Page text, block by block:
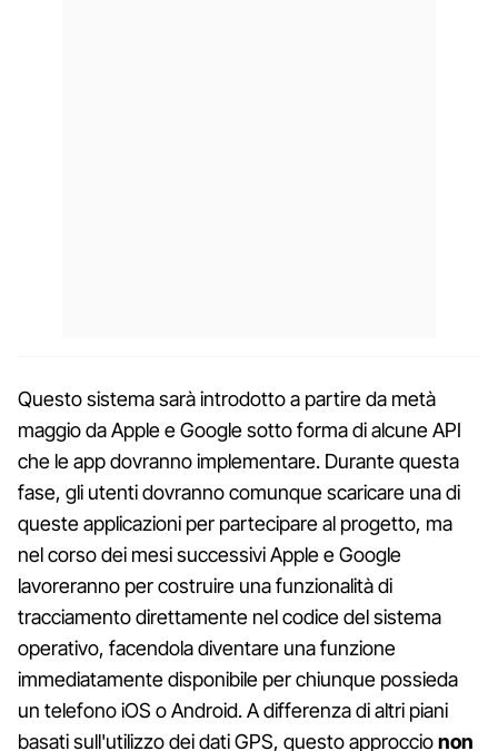
Questo sistema sarà introdotto a partire da metà
maggio da Apple e Google sotto forma di alcune API
che le app dovranno implementare. Durante questa
fase, gli utenti dovranno comunque scaricare una di
queste applicazioni per partecipare al progetto, ma
nel corso dei mesi successivi Apple e Google
lavoreranno per costruire una funzionalità di
tracciamento direttamente nel codice del sistema
operativo, facendola diventare una funzione
immediatamente disponibile per chiunque possieda
un telefono iOS o Android. A differenza di altri piani
basati sull'utilizzo dei dati GPS, questo approccionon